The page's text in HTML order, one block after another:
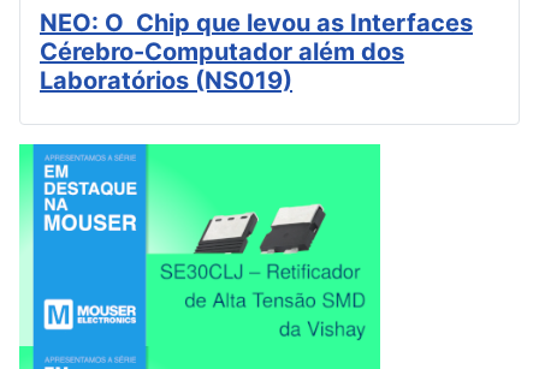
NEO: O Chip que levou as Interfaces
Cérebro-Computador além dos
Laboratórios (NS019)